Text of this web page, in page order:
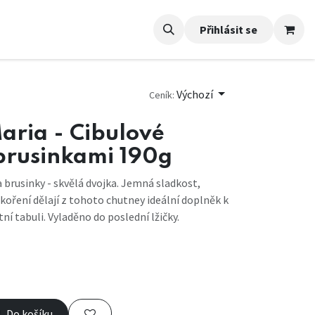
Přihlásit se
Ceník: Výchozí
- Cibulové
190g
- skvělá dvojka. Jemná sladkost,
dělají z tohoto chutney ideální doplněk k
tabuli. Vyladěno do poslední lžičky.